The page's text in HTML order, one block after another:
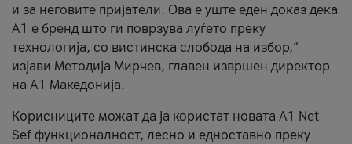
и за неговите пријатели. Ова е уште еден доказ дека
А1 е бренд што ги поврзува луѓето преку
технологија, со вистинска слобода на избор,“
изјави Методија Мирчев, главен извршен директор
на А1 Македонија.
Корисниците можат да ја користат новата А1 Net
Sef функционалност, лесно и едноставно преку